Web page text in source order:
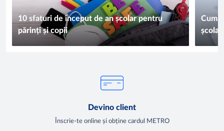
10 sfaturi de început de an școlar pentru
părinți și copii
Cum
școlar
Devino client
Înscrie-te online și obține cardul METRO